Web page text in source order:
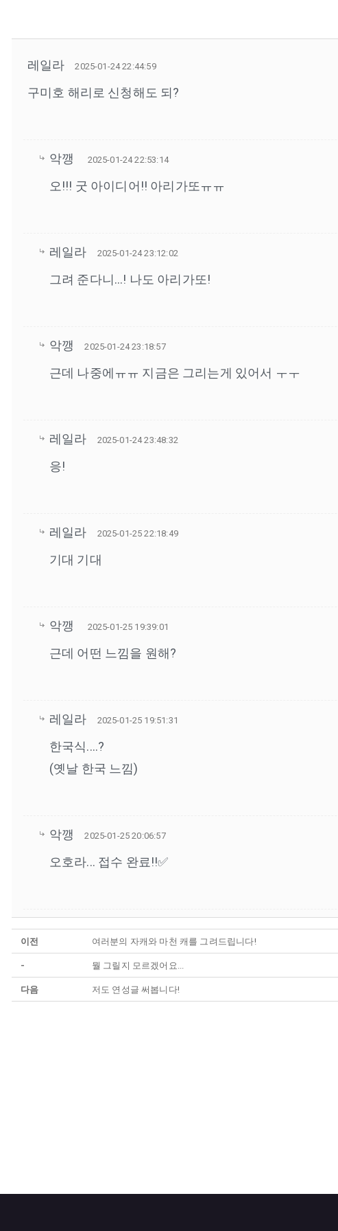
레일라 2025-01-24 22:44:59
구미호 해리로 신청해도 되?
악깽 2025-01-24 22:53:14
오!!! 굿 아이디어!! 아리가또ㅠㅠ
레일라 2025-01-24 23:12:02
그려 준다니...! 나도 아리가또!
악깽 2025-01-24 23:18:57
근데 나중에ㅠㅠ 지금은 그리는게 있어서 ㅜㅜ
레일라 2025-01-24 23:48:32
응!
레일라 2025-01-25 22:18:49
기대 기대
악깽 2025-01-25 19:39:01
근데 어떤 느낌을 원해?
레일라 2025-01-25 19:51:31
한국식....?
(옛날 한국 느낌)
악깽 2025-01-25 20:06:57
오호라... 접수 완료!!✅️
이전 여러분의 자캐와 마천 캐를 그려드립니다!
- 뭘 그릴지 모르겠어요...
다음 저도 연성글 써봅니다!